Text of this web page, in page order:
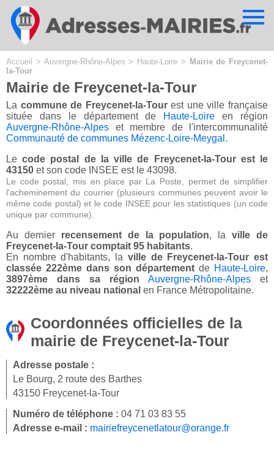
Accueil > Auvergne-Rhône-Alpes > Haute-Loire > Mairie de Freycenet-
la-Tour
Mairie de Freycenet-la-Tour
La commune de Freycenet-la-Tourest une ville française
située dans le département de
Haute-Loire en région
Auvergne-Rhône-Alpes et membre de l'intercommunalité
Communauté de communes Mézenc-Loire-Meygal .
Lecode postal de la ville de Freycenet-la-Tour est le
43150 et son code INSEE est le 43098.
Le code postal, mis en place par La Poste, permet de simplifier
l'acheminement du courrier (plusieurs communes peuvent avoir le
même code postal) et le code INSEE pour les statistiques (un code
unique par commune).
Au dernier recensement de la population, laville de
Freycenet-la-Tour comptait 95 habitants.
En nombre d'habitants, la ville de Freycenet-la-Tour est
classée 222ème dans son département de Haute-Loire,
3897ème dans sa région
Auvergne-Rhône-Alpes et
32222ème au niveau national en France Métropolitaine.
Coordonnées officielles de la
mairie de Freycenet-la-Tour
Adresse postale :
Le Bourg, 2 route des Barthes
43150 Freycenet-la-Tour
Numéro de téléphone : 04 71 03 83 55
Adresse e-mail : mairiefreycenetlatour@orange.fr
Cookies management panel